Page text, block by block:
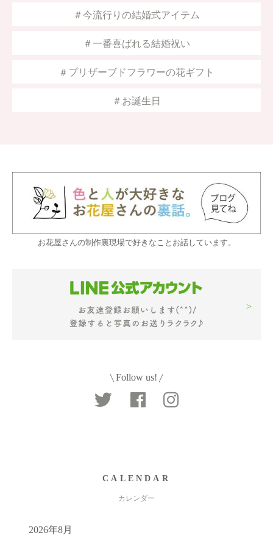
＃今流行りの結婚式アイテム
＃一番喜ばれる結婚祝い
＃プリザーブドフラワーの花ギフト
＃お誕生日
お花屋さんの制作裏現場で好きなことお話しています。
Follow us!
CALENDAR
カレンダー
2026年8月